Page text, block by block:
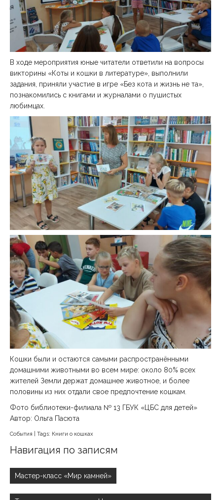
В ходе мероприятия юные читатели ответили на вопросы
викторины «Коты и кошки в литературе», выполнили
задания, приняли участие в игре «Без кота и жизнь не та»,
познакомились с книгами и журналами о пушистых
любимцах.
Кошки были и остаются самыми распространёнными
домашними животными во всем мире: около 80% всех
жителей Земли держат домашнее животное, и более
половины из них отдали свое предпочтение кошкам.
Фото библиотеки-филиала № 13 ГБУК «ЦБС для детей»
Автор: Ольга Пасюта
События | Tags: Книги о кошках
Навигация по записям
Мастер-класс «Мир камней»